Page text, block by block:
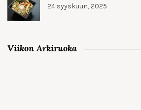
24 syyskuun, 2025
Viikon Arkiruoka